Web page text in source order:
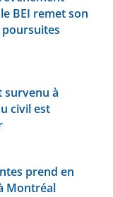
BEI remet son
survenu à
civil est
prend en
Montréal